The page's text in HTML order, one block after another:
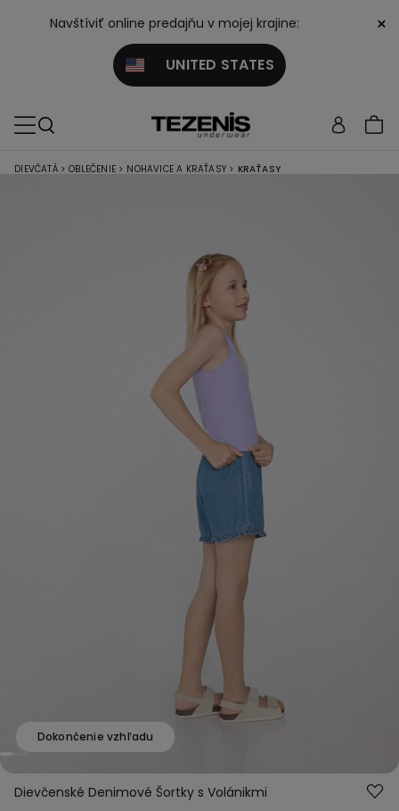
Navštíviť online predajňu v mojej krajine:
UNITED STATES
×
DIEVČATÁ > OBLEČENIE > NOHAVICE A KRAŤASY > KRAŤASY
Dokončenie vzhľadu
Dievčenské Denimové Šortky s Volánikmi